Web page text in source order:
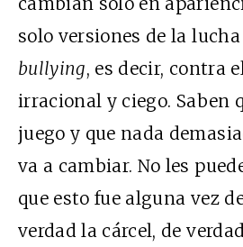
solo versiones de la
bullying, es decir, contra
irracional y ciego. Saben
juego y que nada
va a cambiar. No les
que esto fue alguna vez
verdad la cárcel, de